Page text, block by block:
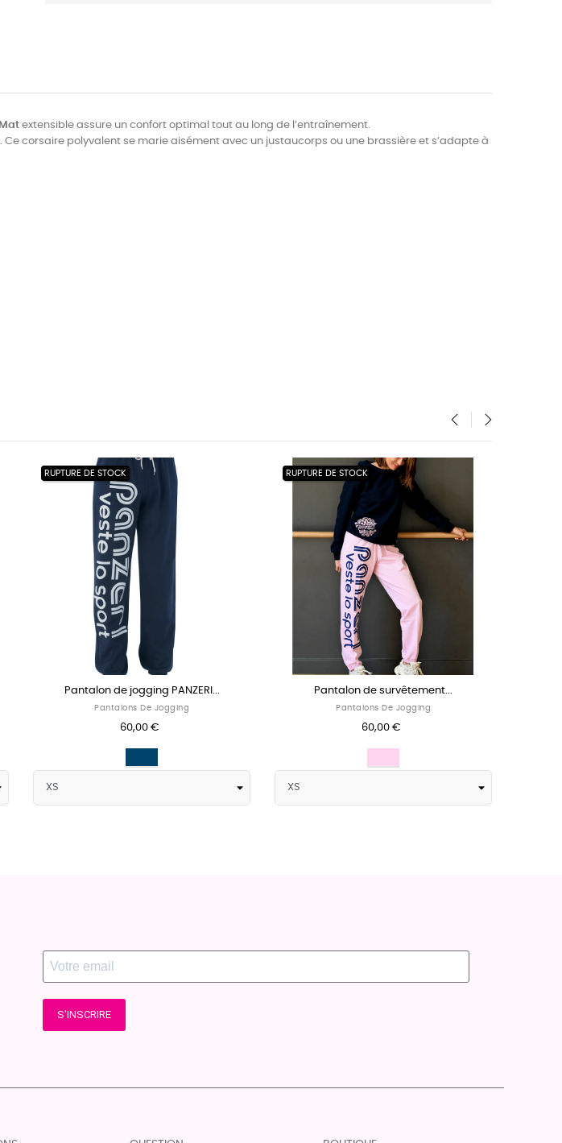
extensible assure un confort optimal tout au long de l’entraînement.
corsaire polyvalent se marie aisément avec un justaucorps ou une brassière et s’adapte à
Pantalon AFFETTO JR enfant...
Pantalons
Pantalon d’échauffement en...
Pantalons Et Shorts
pâle
S'INSCRIRE